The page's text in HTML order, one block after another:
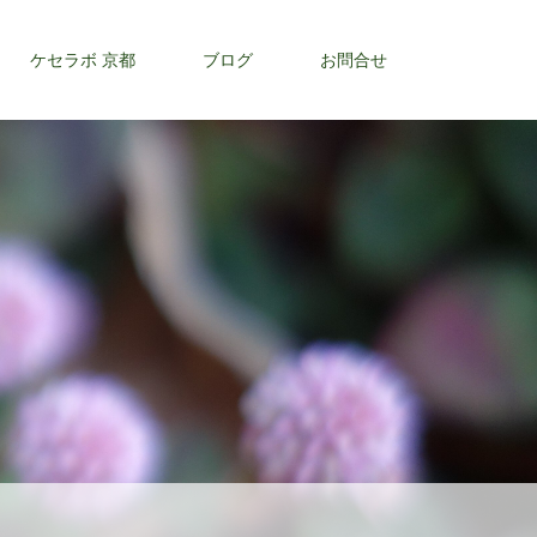
ケセラボ 京都 ブログ お問合せ